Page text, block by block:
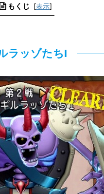
もくじ [表示]
ラッゾたちI